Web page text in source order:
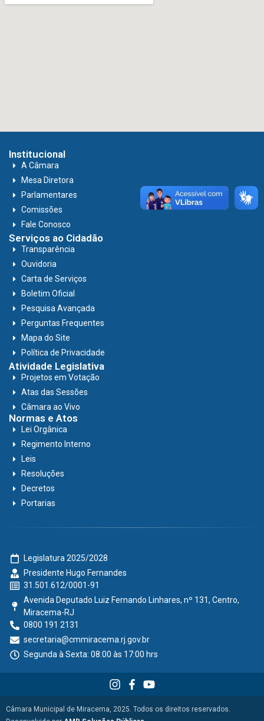
Institucional
A Câmara
Mesa Diretora
Parlamentares
Comissões
Fale Conosco
Serviços ao Cidadão
Transparência
Ouvidoria
Carta de Serviços
Boletim Oficial
Pesquisa Avançada
Perguntas Frequentes
Mapa do Site
Política de Privacidade
Atividade Legislativa
Projetos em Votação
Atas das Sessões
Câmara ao Vivo
Normas e Atos
Lei Orgânica
Regimento Interno
Leis
Resoluções
Decretos
Portarias
Legislatura 2025/2028
Presidente Hugo Fernandes
31.501.612/0001-91
Avenida Deputado Luiz Fernando Linhares, nº 131, Centro,
Miracema-RJ
0800 191 2131
secretaria@cmmiracema.rj.gov.br
Segunda à Sexta: 08:00 às 17:00 hrs
Câmara Municipal de Miracema, 2025. Todos os direitos reservados.